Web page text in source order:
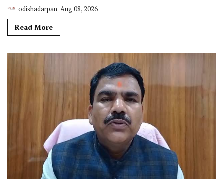
odishadarpan Aug 08, 2026
Read More